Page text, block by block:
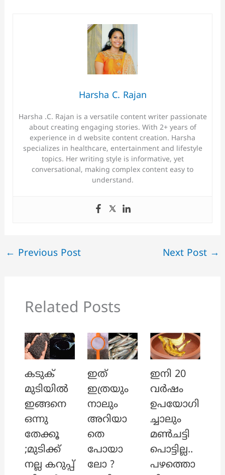
Harsha C. Rajan
Harsha .C. Rajan is a versatile content writer passionate
about creating engaging stories. With 2+ years of
experience in d website content creation. Harsha
specializes in healthcare, entertainment and lifestyle
topics. Her writing style is informative, yet
conversational, making complex content easy to
understand.
← Previous Post Next Post →
Related Posts
കടുക്
മുടിയിൽ
ഇങ്ങനെ
ഒന്നു
തേക്കൂ
;മുടിക്ക്
നല്ല കറുപ്പ്
ഇത്
ഇത്രയും
നാലും
അറിയാ
തെ
പോയാ
ലോ ?
ഇനി 20
വർഷം
ഉപയോഗി
ച്ചാലും
മൺചട്ടി
പൊട്ടില്ല..
പഴത്തൊ